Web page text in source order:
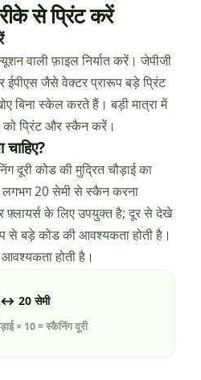
से प्रिंट करें
वाली फ़ाइल निर्यात करें। जेपीजी
जैसे वेक्टर प्रारूप बड़े प्रिंट
बिना स्केल करते हैं। बड़ी मात्रा में
को प्रिंट और स्कैन करें।
दूरी कोड की मुद्रित चौड़ाई का
20 सेमी से स्कैन करना
फ़्लायर्स के लिए उपयुक्त है; दूर से देखे
से बड़े कोड की आवश्यकता होती है।
होती है।
↔ 20 सेमी
× 10 = स्कैनिंग दूरी